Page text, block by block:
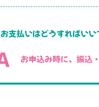
お支払いはどうすればいい
お申込み時に、振込